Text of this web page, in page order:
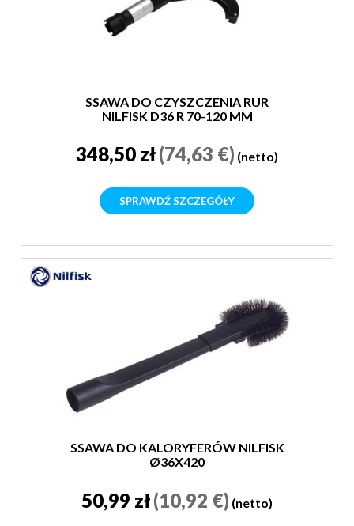
SSAWA DO CZYSZCZENIA RUR
NILFISK D36 R 70-120 MM
348,50 zł(74,63 €) (netto)
SPRAWDŹ SZCZEGÓŁY
SSAWA DO KALORYFERÓW NILFISK
Ø36X420
50,99 zł(10,92 €) (netto)